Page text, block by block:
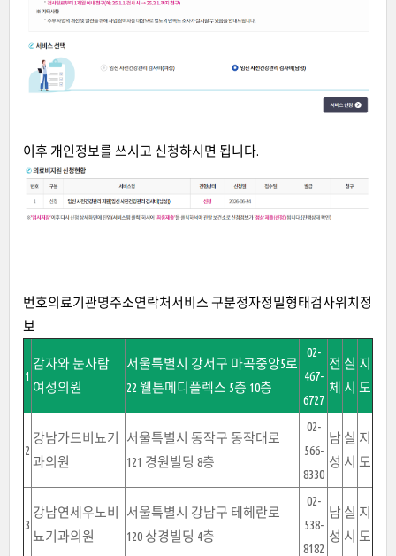
이후 개인정보를 쓰시고 신청하시면 됩니다.
번호의료기관명주소연락처서비스 구분정자정밀형태검사위치정
보
1
감자와 눈사람
여성의원
서울특별시 강서구 마곡중앙5로
22 웰튼메디플렉스 5층 10층
02-
467-
6727
전
체
실
시
지
도
2
강남가드비뇨기
과의원
서울특별시 동작구 동작대로
121 경원빌딩 8층
02-
566-
8330
남
성
실
시
지
도
3
강남연세우노비
뇨기과의원
서울특별시 강남구 테헤란로
120 상경빌딩 4층
02-
538-
8182
남
성
실
시
지
도